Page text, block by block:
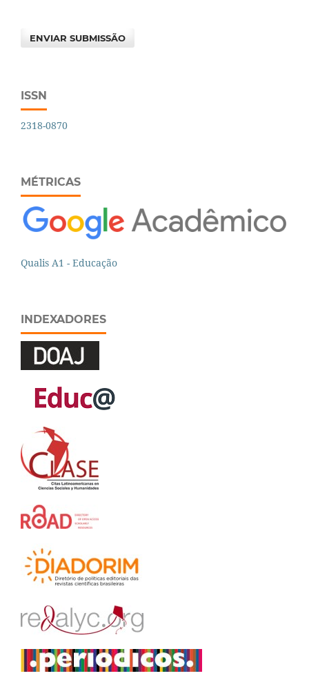
ENVIAR SUBMISSÃO
ISSN
2318-0870
MÉTRICAS
Qualis A1 - Educação
INDEXADORES